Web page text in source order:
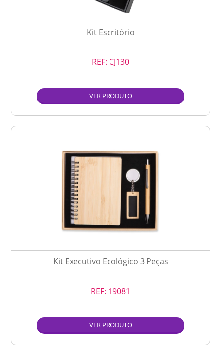
Kit Escritório
REF: CJ130
VER PRODUTO
Kit Executivo Ecológico 3 Peças
REF: 19081
VER PRODUTO